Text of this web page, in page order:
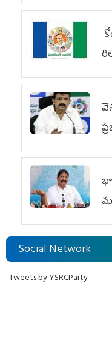
Social Network
Tweets by YSRCParty